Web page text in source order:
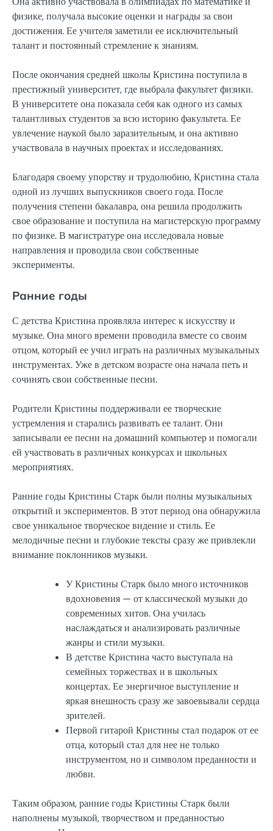
физике, получала высокие оценки и награды за свои
достижения. Ее учителя заметили ее исключительный
талант и постоянный стремление к знаниям.
После окончания средней школы Кристина поступила в
престижный университет, где выбрала факультет физики.
В университете она показала себя как одного из самых
талантливых студентов за всю историю факультета. Ее
увлечение наукой было заразительным, и она активно
участвовала в научных проектах и исследованиях.
Благодаря своему упорству и трудолюбию, Кристина стала
одной из лучших выпускников своего года. После
получения степени бакалавра, она решила продолжить
свое образование и поступила на магистерскую программу
по физике. В магистратуре она исследовала новые
направления и проводила свои собственные
эксперименты.
Ранние годы
С детства Кристина проявляла интерес к искусству и
музыке. Она много времени проводила вместе со своим
отцом, который ее учил играть на различных музыкальных
инструментах. Уже в детском возрасте она начала петь и
сочинять свои собственные песни.
Родители Кристины поддерживали ее творческие
устремления и старались развивать ее талант. Они
записывали ее песни на домашний компьютер и помогали
ей участвовать в различных конкурсах и школьных
мероприятиях.
Ранние годы Кристины Старк были полны музыкальных
открытий и экспериментов. В этот период она обнаружила
свое уникальное творческое видение и стиль. Ее
мелодичные песни и глубокие тексты сразу же привлекли
внимание поклонников музыки.
У Кристины Старк было много источников
вдохновения — от классической музыки до
современных хитов. Она училась
наслаждаться и анализировать различные
жанры и стили музыки.
В детстве Кристина часто выступала на
семейных торжествах и в школьных
концертах. Ее энергичное выступление и
яркая внешность сразу же завоевывали сердца
зрителей.
Первой гитарой Кристины стал подарок от ее
отца, который стал для нее не только
инструментом, но и символом преданности и
любви.
Таким образом, ранние годы Кристины Старк были
наполнены музыкой, творчеством и преданностью